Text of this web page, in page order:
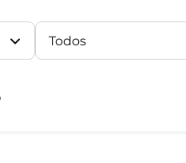
uma avaliação.